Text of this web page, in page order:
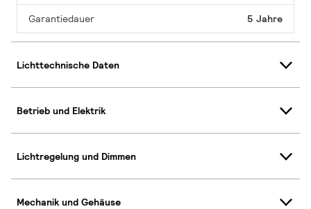
Garantiedauer 5 Jahre
Lichttechnische Daten
Betrieb und Elektrik
Lichtregelung und Dimmen
Mechanik und Gehäuse